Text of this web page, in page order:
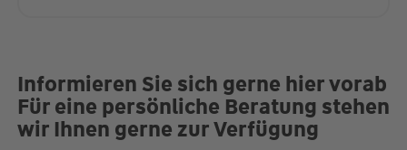
Informieren Sie sich gerne hier vorab
Für eine persönliche Beratung stehen
wir Ihnen gerne zur Verfügung